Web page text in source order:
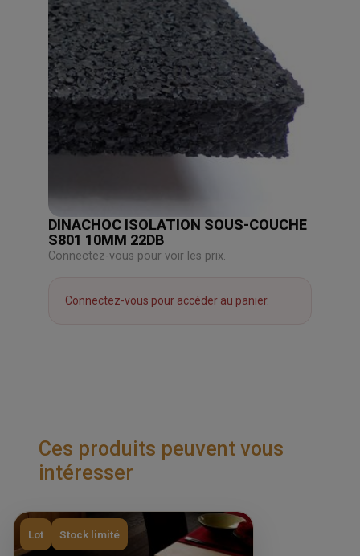
DINACHOC ISOLATION SOUS-COUCHE
S801 10MM 22DB
Connectez-vous pour voir les prix.
Connectez-vous pour accéder au panier.
Ces produits peuvent vous
intéresser
Lot Stock limité